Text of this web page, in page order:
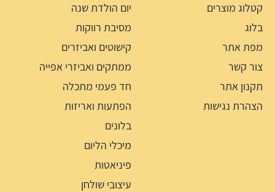
קטלוג מוצרים
בלוג
מפת אתר
צור קשר
תקנון אתר
הצהרת נגישות
יום הולדת שנה
מסיבת רווקות
קישוטים ואביזרים
ממתקים ואביזרי אפייה
חד פעמי מתכלה
הפתעות ואריזות
בלונים
מיכלי הליום
פיניאטות
עיצובי שולחן